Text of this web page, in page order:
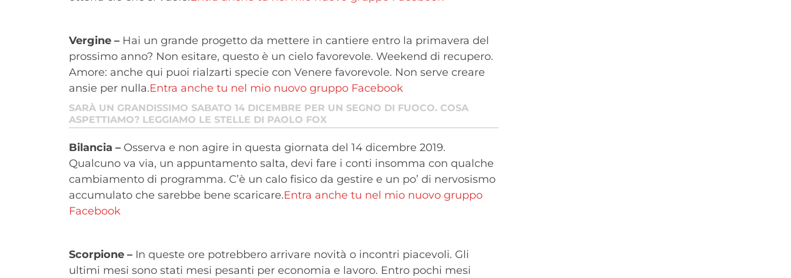
Vergine – Hai un grande progetto da mettere in cantiere entro la primavera del
prossimo anno? Non esitare, questo è un cielo favorevole. Weekend di recupero.
Amore: anche qui puoi rialzarti specie con Venere favorevole. Non serve creare
ansie per nulla.Entra anche tu nel mio nuovo gruppo Facebook
SARÀ UN GRANDISSIMO SABATO 14 DICEMBRE PER UN SEGNO DI FUOCO. COSA
ASPETTIAMO? LEGGIAMO LE STELLE DI PAOLO FOX
Bilancia – Osserva e non agire in questa giornata del 14 dicembre 2019.
Qualcuno va via, un appuntamento salta, devi fare i conti insomma con qualche
cambiamento di programma. C’è un calo fisico da gestire e un po’ di nervosismo
accumulato che sarebbe bene scaricare.Entra anche tu nel mio nuovo gruppo
Facebook
Scorpione – In queste ore potrebbero arrivare novità o incontri piacevoli. Gli
ultimi mesi sono stati mesi pesanti per economia e lavoro. Entro pochi mesi